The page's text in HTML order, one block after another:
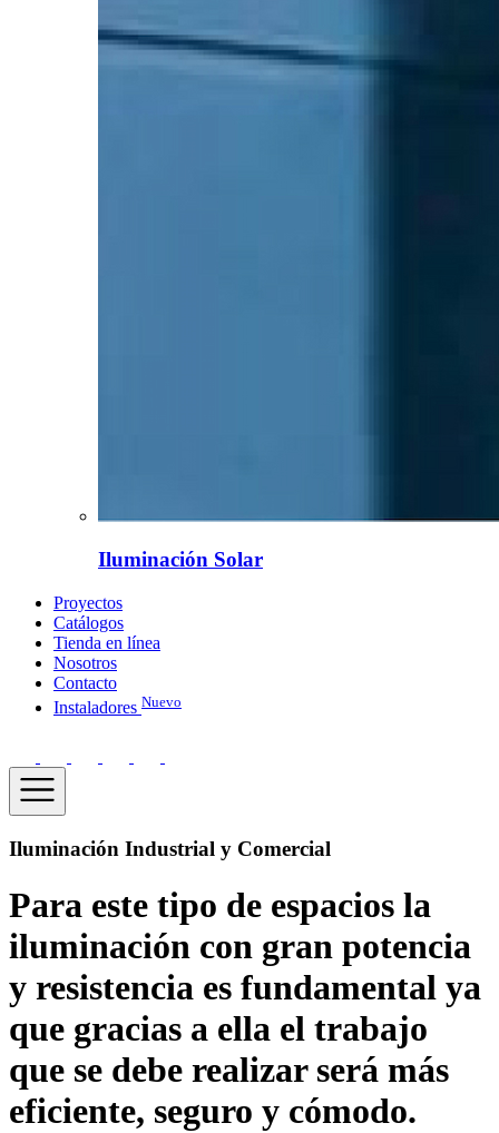
Iluminación Solar
Proyectos
Catálogos
Tienda en línea
Nosotros
Contacto
Instaladores Nuevo
Iluminación Industrial y Comercial
Para este tipo de espacios la
iluminación con gran potencia
y resistencia es fundamental ya
que gracias a ella el trabajo
que se debe realizar será más
eficiente, seguro y cómodo.